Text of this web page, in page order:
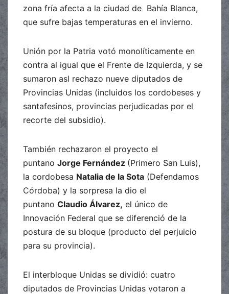
zona fría afecta a la ciudad de Bahía Blanca,
que sufre bajas temperaturas en el invierno.
Unión por la Patria votó monolíticamente en
contra al igual que el Frente de Izquierda, y se
sumaron asl rechazo nueve diputados de
Provincias Unidas (incluidos los cordobeses y
santafesinos, provincias perjudicadas por el
recorte del subsidio).
También rechazaron el proyecto el
puntano Jorge Fernández (Primero San Luis),
la cordobesa Natalia de la Sota (Defendamos
Córdoba) y la sorpresa la dio el
puntano Claudio Álvarez, el único de
Innovación Federal que se diferenció de la
postura de su bloque (producto del perjuicio
para su provincia).
El interbloque Unidas se dividió: cuatro
diputados de Provincias Unidas votaron a